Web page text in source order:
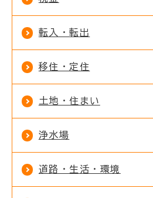
転入・転出
移住・定住
土地・住まい
浄水場
道路・生活・環境